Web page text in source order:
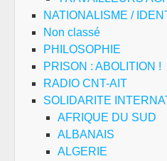
NATIONALISME /
Non classé
PHILOSOPHIE
PRISON : ABOLITION !
RADIO CNT-AIT
SOLIDARITE
AFRIQUE DU SUD
ALBANAIS
ALGERIE